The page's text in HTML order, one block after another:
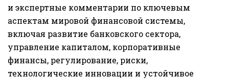
и экспертные комментарии по ключевым
аспектам мировой финансовой системы,
включая развитие банковского сектора,
управление капиталом, корпоративные
финансы, регулирование, риски,
технологические инновации и устойчивое